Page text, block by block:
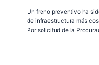
Un freno preventivo ha
de infraestructura más
Por solicitud de la